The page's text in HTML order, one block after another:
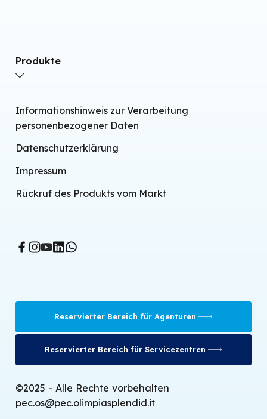
Produkte
Einheit
Tragbare Klimaanlagen
Heizlüfter
Heizkonvektoren
Infrarotheizungen
Ölradiatoren
Gasöfen
Entfeuchter
Informationshinweis zur Verarbeitung
personenbezogener Daten
Datenschutzerklärung
Impressum
Rückruf des Produkts vom Markt
©2025 - Alle Rechte vorbehalten
pec.os@pec.olimpiasplendid.it
Reservierter Bereich für Agenturen
Reservierter Bereich für Servicezentren